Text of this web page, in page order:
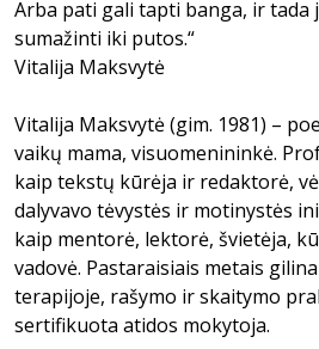
Arba pati gali tapti banga, ir tada
sumažinti iki putos.“
Vitalija Maksvytė
Vitalija Maksvytė (gim. 1981) –
vaikų mama, visuomenininkė.
kaip tekstų kūrėja ir redaktorė,
dalyvavo tėvystės ir motinystės
kaip mentorė, lektorė, švietėja,
vadovė. Pastaraisiais metais
terapijoje, rašymo ir skaitymo
sertifikuota atidos mokytoja.